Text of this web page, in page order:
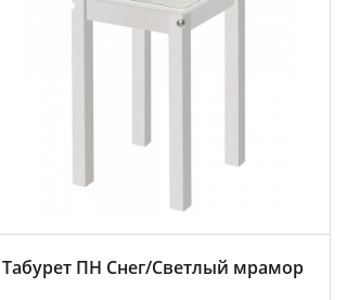
Табурет ПН Снег/Светлый мрамор